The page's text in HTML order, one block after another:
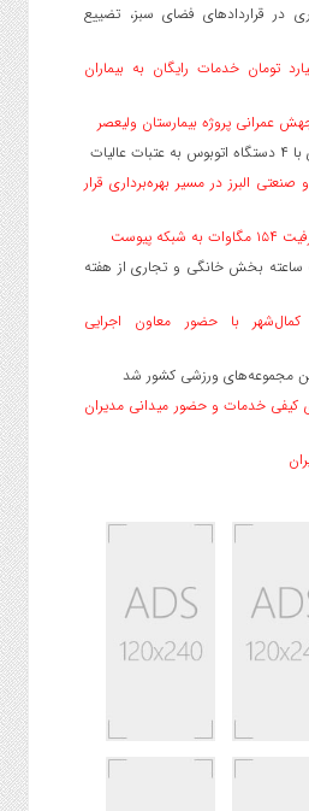
در قراردادهای فضای سبز، تضییع
سلامت البرز ۲۰ میلیارد تومان خدمات رایگان به بیماران
عمرانی پروژه بیمارستان ولیعصر
صنعتی البرز در مسیر بهره‌برداری قرار
بخش خانگی و تجاری از هفته
با حضور معاون اجرایی
مجموعه‌های ورزشی کشور شد
کیفی خدمات و حضور میدانی مدیران